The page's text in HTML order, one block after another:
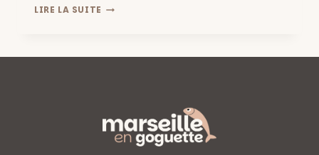
LIRE LA SUITE ALICE
MERVEILLES
AU
BADABOUM
THÉÂTRE